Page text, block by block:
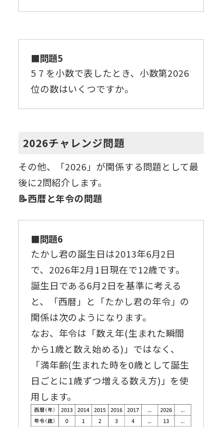
■問題5
5 7 を小数で表したとき、小数第2026
位の数はいくつですか。
2026チャレンジ問題
その他、「2026」が関係する問題として最
後に2問紹介します。
📝西暦と年令の問題
■問題6
たかし君の誕生日は2013年6月2日
で、2026年2月1日現在で12歳です。
誕生日である6月2日を基準に考える
と、「西暦」と「たかし君の年令」の
関係は次のようになります。
なお、年令は「数え年(生まれた瞬間
から1歳と数え始める)」ではなく、
「満年齢(生まれた時を0歳として誕生
日ごとに1歳ずつ増える数え方)」を使
用します。